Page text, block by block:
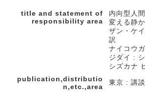
title and statement of
responsibility area
内向型人
変える静
ザン・ケ
訳
ナイコウ
ジダイ :
シズカナ
publication,distributio
n,etc.,area
東京 : 講